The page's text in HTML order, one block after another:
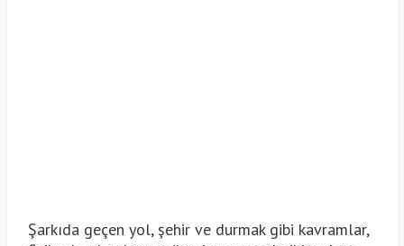
Şarkıda geçen yol, şehir ve durmak gibi kavramlar,